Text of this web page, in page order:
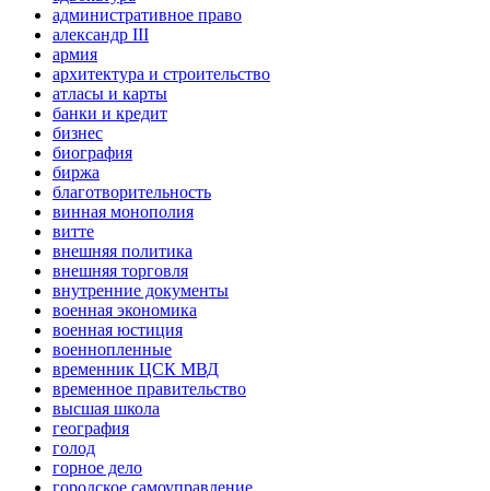
административное право
александр III
армия
архитектура и строительство
атласы и карты
банки и кредит
бизнес
биография
биржа
благотворительность
винная монополия
витте
внешняя политика
внешняя торговля
внутренние документы
военная экономика
военная юстиция
военнопленные
временник ЦСК МВД
временное правительство
высшая школа
география
голод
горное дело